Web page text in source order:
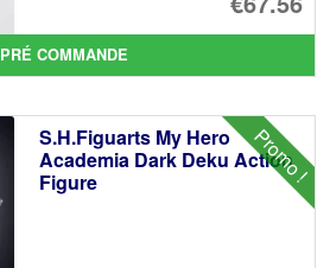
Le
PRÉ COMMANDE
Promo !
S.H.Figuarts My Hero
Academia Dark Deku Action
Figure